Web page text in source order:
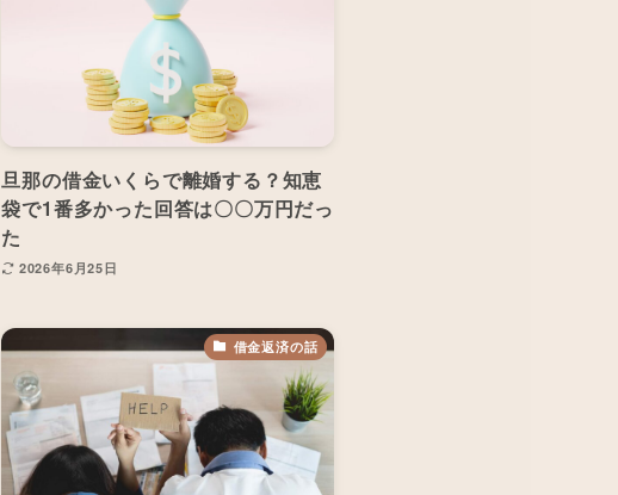
旦那の借金いくらで離婚する？知恵
袋で1番多かった回答は〇〇万円だっ
た
2026年6月25日
借金返済の話